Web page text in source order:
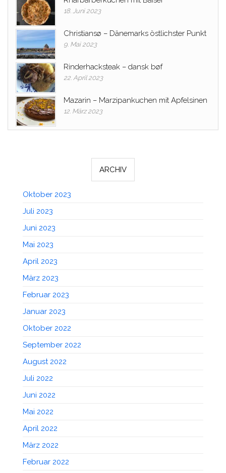
18. Juni 2023
Christiansø – Dänemarks östlichster Punkt
9. Mai 2023
Rinderhacksteak – dansk bøf
22. April 2023
Mazarin – Marzipankuchen mit Apfelsinen
12. März 2023
ARCHIV
Oktober 2023
Juli 2023
Juni 2023
Mai 2023
April 2023
März 2023
Februar 2023
Januar 2023
Oktober 2022
September 2022
August 2022
Juli 2022
Juni 2022
Mai 2022
April 2022
März 2022
Februar 2022